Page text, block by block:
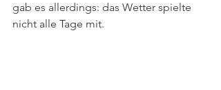
gab es allerdings: das Wetter spielte
nicht alle Tage mit.